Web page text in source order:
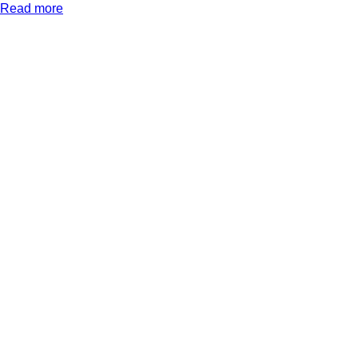
Read more